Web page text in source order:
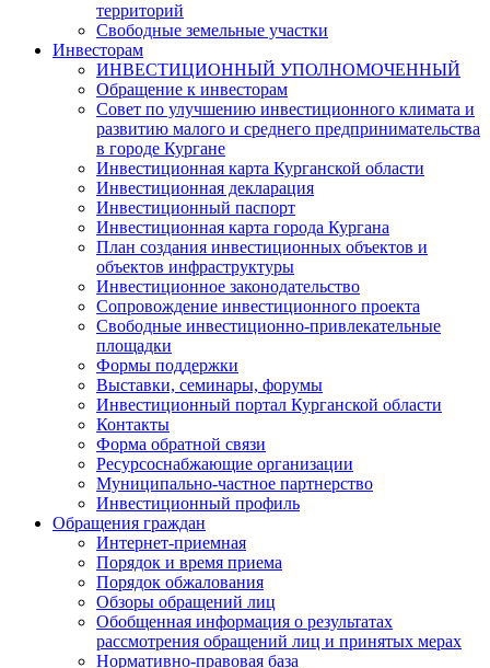
территорий
Свободные земельные участки
Инвесторам
ИНВЕСТИЦИОННЫЙ УПОЛНОМОЧЕННЫЙ
Обращение к инвесторам
Совет по улучшению инвестиционного климата и
развитию малого и среднего предпринимательства
в городе Кургане
Инвестиционная карта Курганской области
Инвестиционная декларация
Инвестиционный паспорт
Инвестиционная карта города Кургана
План создания инвестиционных объектов и
объектов инфраструктуры
Инвестиционное законодательство
Сопровождение инвестиционного проекта
Свободные инвестиционно-привлекательные
площадки
Формы поддержки
Выставки, семинары, форумы
Инвестиционный портал Курганской области
Контакты
Форма обратной связи
Ресурсоснабжающие организации
Муниципально-частное партнерство
Инвестиционный профиль
Обращения граждан
Интернет-приемная
Порядок и время приема
Порядок обжалования
Обзоры обращений лиц
Обобщенная информация о результатах
рассмотрения обращений лиц и принятых мерах
Нормативно-правовая база